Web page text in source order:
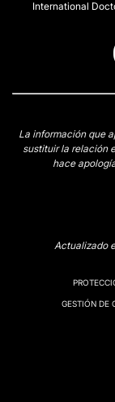
International
La información que
sustituir la relación
hace
Actualizado
GESTIÓN DE